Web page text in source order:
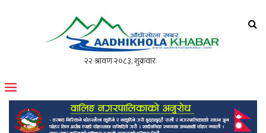
मोफसलकै लोकप्रिय अनलाइन पत्रिका